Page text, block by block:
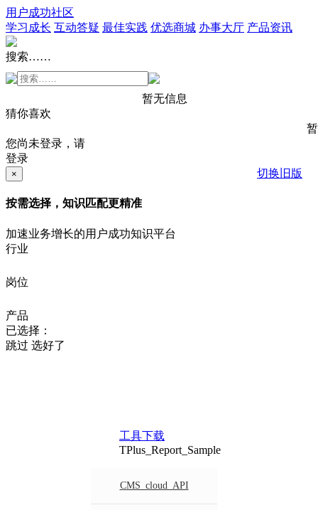
用户成功社区
学习成长 互动答疑 最佳实践 优选商城 办事大厅 产品资讯
搜索……
暂无信息
猜你喜欢
您尚未登录，请
登录
切换旧版
×
按需选择，知识匹配更精准
加速业务增长的用户成功知识平台
行业
岗位
产品
已选择：
跳过 选好了
工具下载
TPlus_Report_Sample
CMS_cloud_API